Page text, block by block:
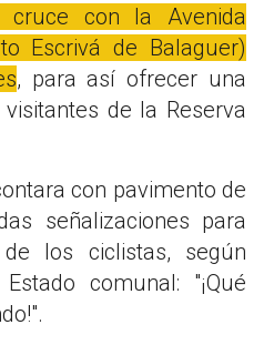
con la Avenida
Escrivá de Balaguer)
, para así ofrecer una
de la Reserva
con pavimento de
señalizaciones para
los ciclistas, según
comunal: "¡Qué